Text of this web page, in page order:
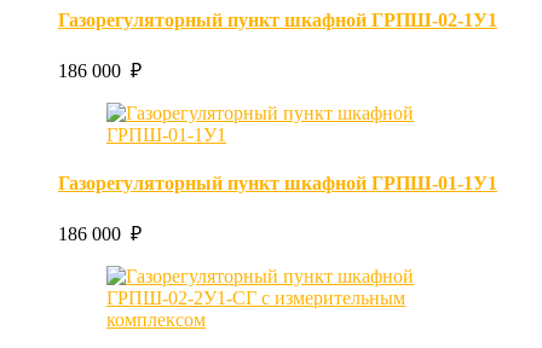
Газорегуляторный пункт шкафной ГРПШ-02-1У1
186 000 ₽
Газорегуляторный пункт шкафной ГРПШ-01-1У1
186 000 ₽